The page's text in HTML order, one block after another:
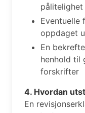
pålitelighet
Eventuelle
oppdaget
En
henhold til
forskrifter
4. Hvordan
En